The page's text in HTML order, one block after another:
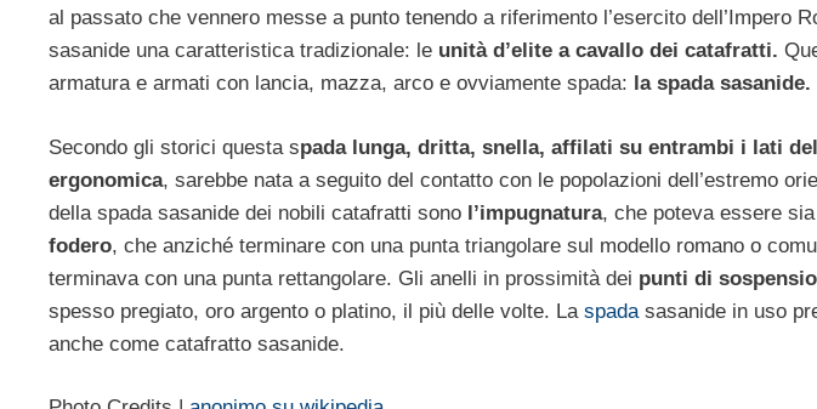
al passato che vennero messe a punto tenendo a riferimento l’esercito dell’Impero
sasanide una caratteristica tradizionale: le unità d’elite a cavallo dei catafratti.
armatura e armati con lancia, mazza, arco e ovviamente spada: la spada sasanide.
Secondo gli storici questa spada lunga, dritta, snella, affilati su entrambi i lati
ergonomica, sarebbe nata a seguito del contatto con le popolazioni dell’estremo
della spada sasanide dei nobili catafratti sono l’impugnatura, che poteva essere
fodero, che anziché terminare con una punta triangolare sul modello romano o
terminava con una punta rettangolare. Gli anelli in prossimità dei punti di
spesso pregiato, oro argento o platino, il più delle volte. La spada sasanide in uso
anche come catafratto sasanide.